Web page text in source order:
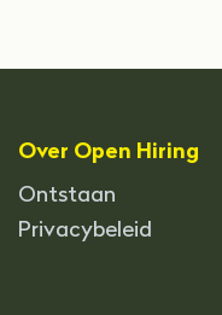
Over Open Hiring
Ontstaan
Privacybeleid